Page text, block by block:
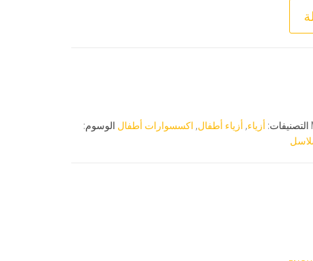
التصنيفات: أزياء, أزياء أطفال, اكسسوارات أطفال الوسوم: